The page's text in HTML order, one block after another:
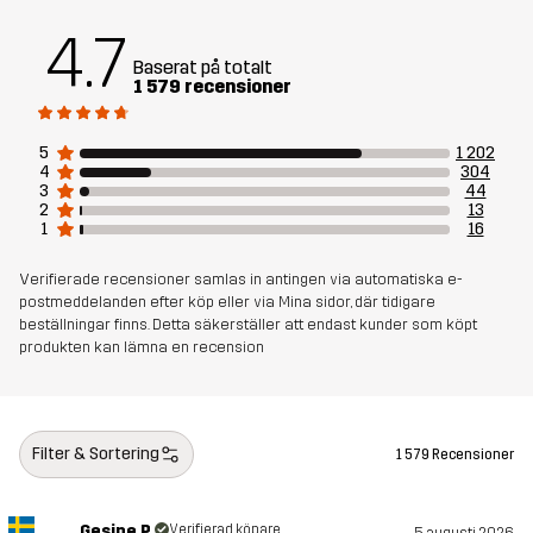
Hållbarhet Återvunna detaljer
Skapad för ALL-ROUND VARDAG
Artikelnummer 10640_2243
4.7 Baserat på totalt
1 579 recensioner
5
1 202
4
304
3
44
2
13
1
16
Verifierade recensioner samlas in antingen via automatiska e-
postmeddelanden efter köp eller via Mina sidor, där tidigare
beställningar finns. Detta säkerställer att endast kunder som köpt
produkten kan lämna en recension
Filter & Sortering 1 579 Recensioner
Verifierad köpare